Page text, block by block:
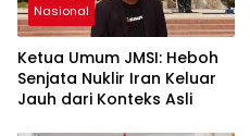
Nasional
Ketua Umum JMSI: Heboh
Senjata Nuklir Iran Keluar
Jauh dari Konteks Asli